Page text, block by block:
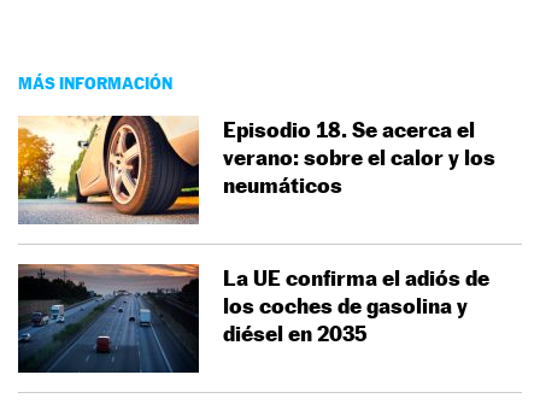
MÁS INFORMACIÓN
Episodio 18. Se acerca el
verano: sobre el calor y los
neumáticos
La UE confirma el adiós de
los coches de gasolina y
diésel en 2035